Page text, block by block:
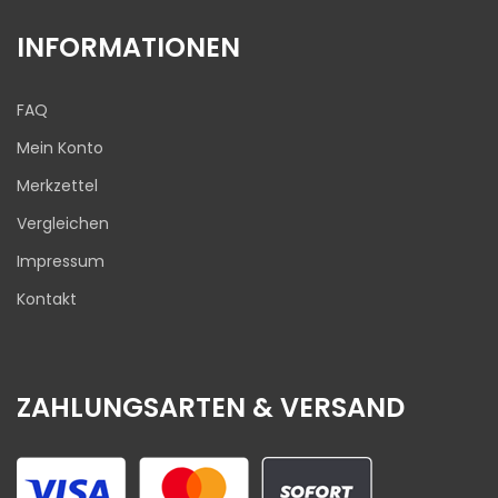
INFORMATIONEN
FAQ
Mein Konto
Merkzettel
Vergleichen
Impressum
Kontakt
ZAHLUNGSARTEN & VERSAND